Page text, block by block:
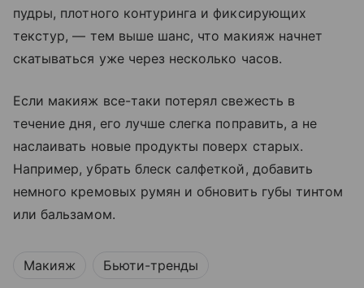
пудры, плотного контуринга и фиксирующих
текстур, — тем выше шанс, что макияж начнет
скатываться уже через несколько часов.
Если макияж все-таки потерял свежесть в
течение дня, его лучше слегка поправить, а не
наслаивать новые продукты поверх старых.
Например, убрать блеск салфеткой, добавить
немного кремовых румян и обновить губы тинтом
или бальзамом.
Макияж Бьюти-тренды